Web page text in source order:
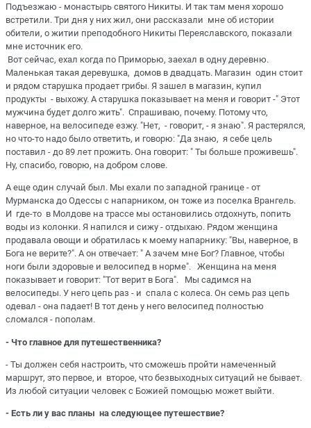
Подъезжаю - монастырь святого Никиты. И так там меня хорошо
встретили. Три дня у них жил, они рассказали мне об истории
обители, о житии преподобного Никиты Переяславского, показали
мне источник его.
Вот сейчас, ехал когда по Приморью, заехал в одну деревню.
Маленькая такая деревушка, домов в двадцать. Магазин один стоит
и рядом старушка продает грибы. Я зашел в магазин, купил
продукты - выхожу. А старушка показывает на меня и говорит -" Этот
мужчина будет долго жить". Спрашиваю, почему. Потому что,
наверное, на велосипеде езжу. "Нет, - говорит, - я знаю". Я растерялся,
но что-то надо было ответить, и говорю: "Да знаю, я себе цель
поставил - до 89 лет прожить. Она говорит: " Ты больше проживешь".
Ну, спасибо, говорю, на добром слове.
А еще один случай был. Мы ехали по западной границе - от
Мурманска до Одессы с напарником, он тоже из поселка Врангель.
И где-то в Молдове на трассе мы остановились отдохнуть, попить
воды из колонки. Я напился и сижу - отдыхаю. Рядом женщина
продавала овощи и обратилась к моему напарнику: "Вы, наверное, в
Бога не верите?". А он отвечает: " А зачем мне Бог? Главное, чтобы
ноги были здоровые и велосипед в норме". Женщина на меня
показывает и говорит: "Тот верит в Бога". Мы садимся на
велосипеды. У него цепь раз - и спала с колеса. Он семь раз цепь
одевал - она падает! В тот день у него велосипед полностью
сломался - пополам.
- Что главное для путешественника?
- Ты должен себя настроить, что сможешь пройти намеченный
маршрут, это первое, и второе, что безвыходных ситуаций не бывает.
Из любой ситуации человек с Божией помощью может выйти.
- Есть ли у вас планы на следующее путешествие?